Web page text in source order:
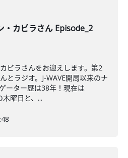
・カビラさん Episode_2
ビラさんをお迎えします。第2
とラジオ。J-WAVE開局以来のナ
ーター歴は38年！現在は
木曜日と、...